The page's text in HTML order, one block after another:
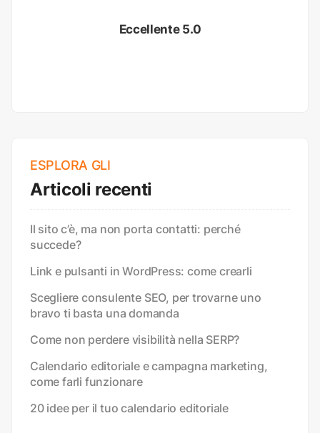
Eccellente 5.0
ESPLORA GLI
Articoli recenti
Il sito c’è, ma non porta contatti: perché
succede?
Link e pulsanti in WordPress: come crearli
Scegliere consulente SEO, per trovarne uno
bravo ti basta una domanda
Come non perdere visibilità nella SERP?
Calendario editoriale e campagna marketing,
come farli funzionare
20 idee per il tuo calendario editoriale